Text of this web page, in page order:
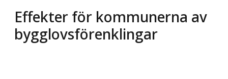
Effekter för kommunerna av
bygglovsförenklingar